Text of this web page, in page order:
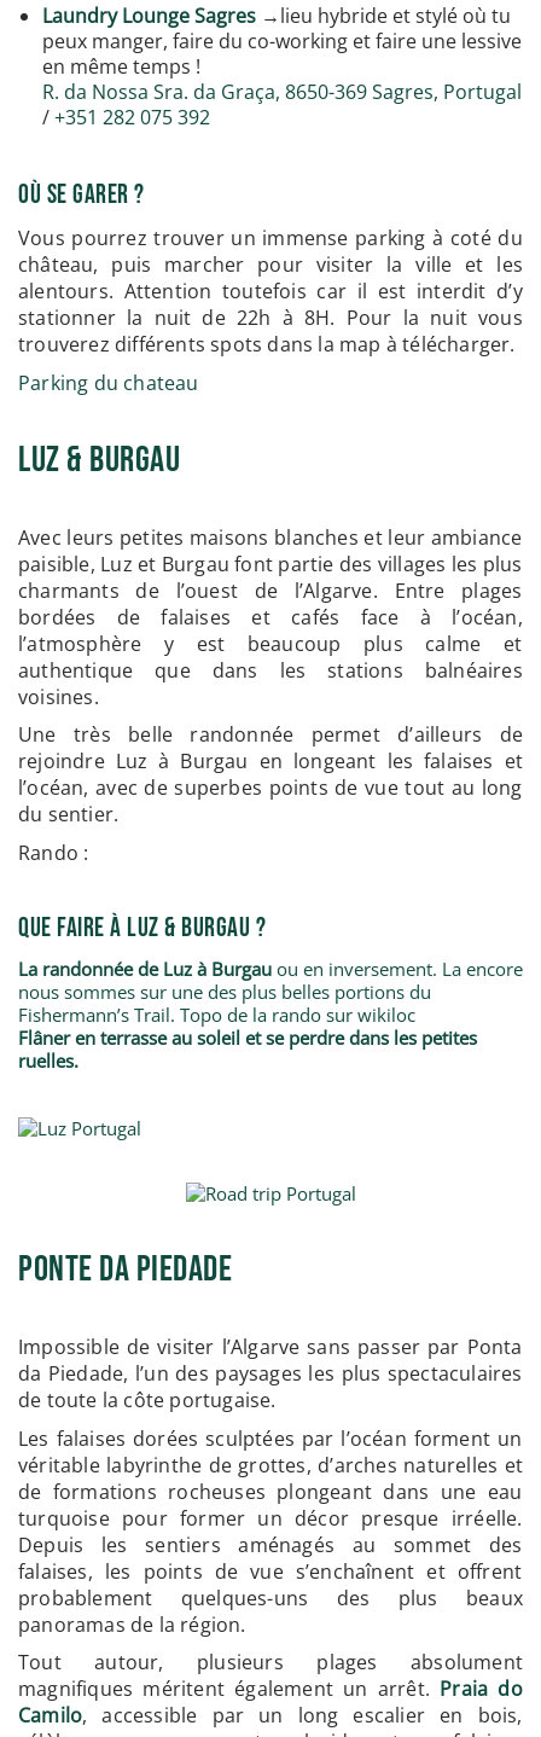
Laundry Lounge Sagres →lieu hybride et stylé où tu
peux manger, faire du co-working et faire une lessive
en même temps !
R. da Nossa Sra. da Graça, 8650-369 Sagres, Portugal
/+351 282 075 392
Où se garer ?
Vous pourrez trouver un immense parking à coté du
château, puis marcher pour visiter la ville et les
alentours. Attention toutefois car il est interdit d’y
stationner la nuit de 22h à 8H. Pour la nuit vous
trouverez différents spots dans la map à télécharger.
Parking du chateau
Luz & Burgau
Avec leurs petites maisons blanches et leur ambiance
paisible, Luz et Burgau font partie des villages les plus
charmants de l’ouest de l’Algarve. Entre plages
bordées de falaises et cafés face à l’océan,
l’atmosphère y est beaucoup plus calme et
authentique que dans les stations balnéaires
voisines.
Une très belle randonnée permet d’ailleurs de
rejoindre Luz à Burgau en longeant les falaises et
l’océan, avec de superbes points de vue tout au long
du sentier.
Rando :
Que Faire à Luz & Burgau ?
La randonnée de Luz à Burgau ou en inversement. La encore
nous sommes sur une des plus belles portions du
Fishermann’s Trail. Topo de la rando sur wikiloc
Flâner en terrasse au soleil et se perdre dans les petites
ruelles.
Ponte da Piedade
Impossible de visiter l’Algarve sans passer par Ponta
da Piedade, l’un des paysages les plus spectaculaires
de toute la côte portugaise.
Les falaises dorées sculptées par l’océan forment un
véritable labyrinthe de grottes, d’arches naturelles et
de formations rocheuses plongeant dans une eau
turquoise pour former un décor presque irréelle.
Depuis les sentiers aménagés au sommet des
falaises, les points de vue s’enchaînent et offrent
probablement quelques-uns des plus beaux
panoramas de la région.
Tout autour, plusieurs plages absolument
magnifiques méritent également un arrêt. Praia do
Camilo, accessible par un long escalier en bois,